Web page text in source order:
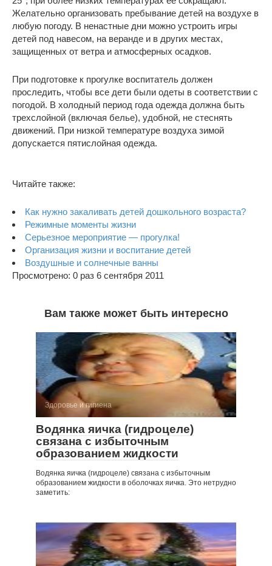
Желательно организовать пребывание детей на воздухе в
любую погоду. В ненастные дни можно устроить игры
детей под навесом, на веранде и в других местах,
защищенных от ветра и атмосферных осадков.
При подготовке к прогулке воспитатель должен
проследить, чтобы все дети были одеты в соответствии с
погодой. В холодный период года одежда должна быть
трехслойной (включая белье), удобной, не стеснять
движений. При низкой температуре воздуха зимой
допускается пятислойная одежда.
Читайте также:
Как нужно закаливать детей дошкольного возраста?
Режимные моменты жизни
Серьезное мероприятие — прогулка!
Организация жизни и воспитание детей
Воздушные и солнечные ванны
Просмотрено: 0 раз 6 сентября 2011
Вам также может быть интересно
Здоровье и гигиена
Водянка яичка (гидроцеле)
связана с избыточ­ным
образованием жидкости
Водянка яичка (гидроцеле) связана с избыточ­ным
образованием жидкости в оболочках яичка. Это нетрудно
заметить: